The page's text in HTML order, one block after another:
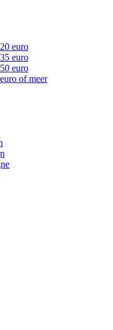
euro
euro
euro
of meer